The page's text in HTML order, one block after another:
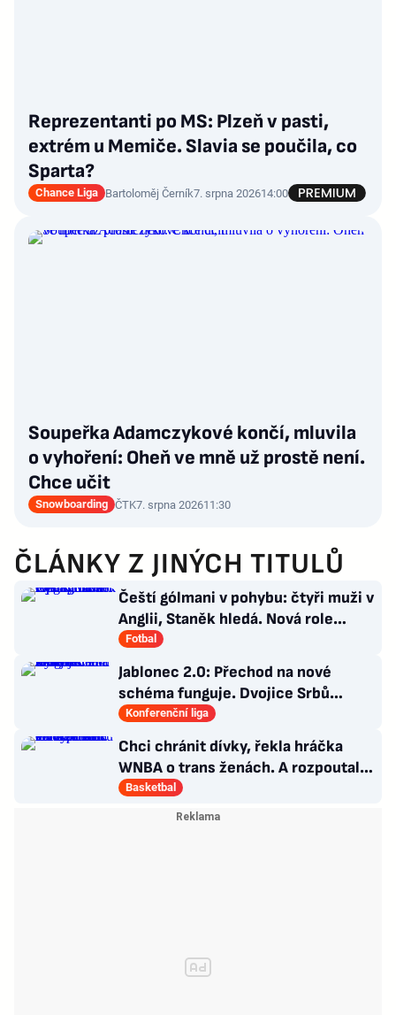
Reprezentanti po MS: Plzeň v pasti,
extrém u Memiče. Slavia se poučila, co
Sparta?
Chance Liga Bartoloměj Černík7. srpna 202614:00
Soupeřka Adamczykové končí, mluvila
o vyhoření: Oheň ve mně už prostě není.
Chce učit
Snowboarding ČTK7. srpna 202611:30
ČLÁNKY Z JINÝCH TITULŮ
Čeští gólmani v pohybu: čtyři muži v
Anglii, Staněk hledá. Nová role
Kinského
Fotbal
Jablonec 2.0: Přechod na nové
schéma funguje. Dvojice Srbů
klíčem k modernímu stylu
Konferenční liga
Chci chránit dívky, řekla hráčka
WNBA o trans ženách. A rozpoutala
kulturní válku
Basketbal